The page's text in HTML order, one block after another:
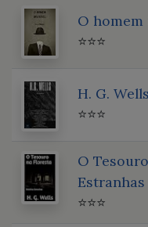
O
⭐⭐⭐
H. G.
⭐⭐⭐
O
Estranhas
⭐⭐⭐